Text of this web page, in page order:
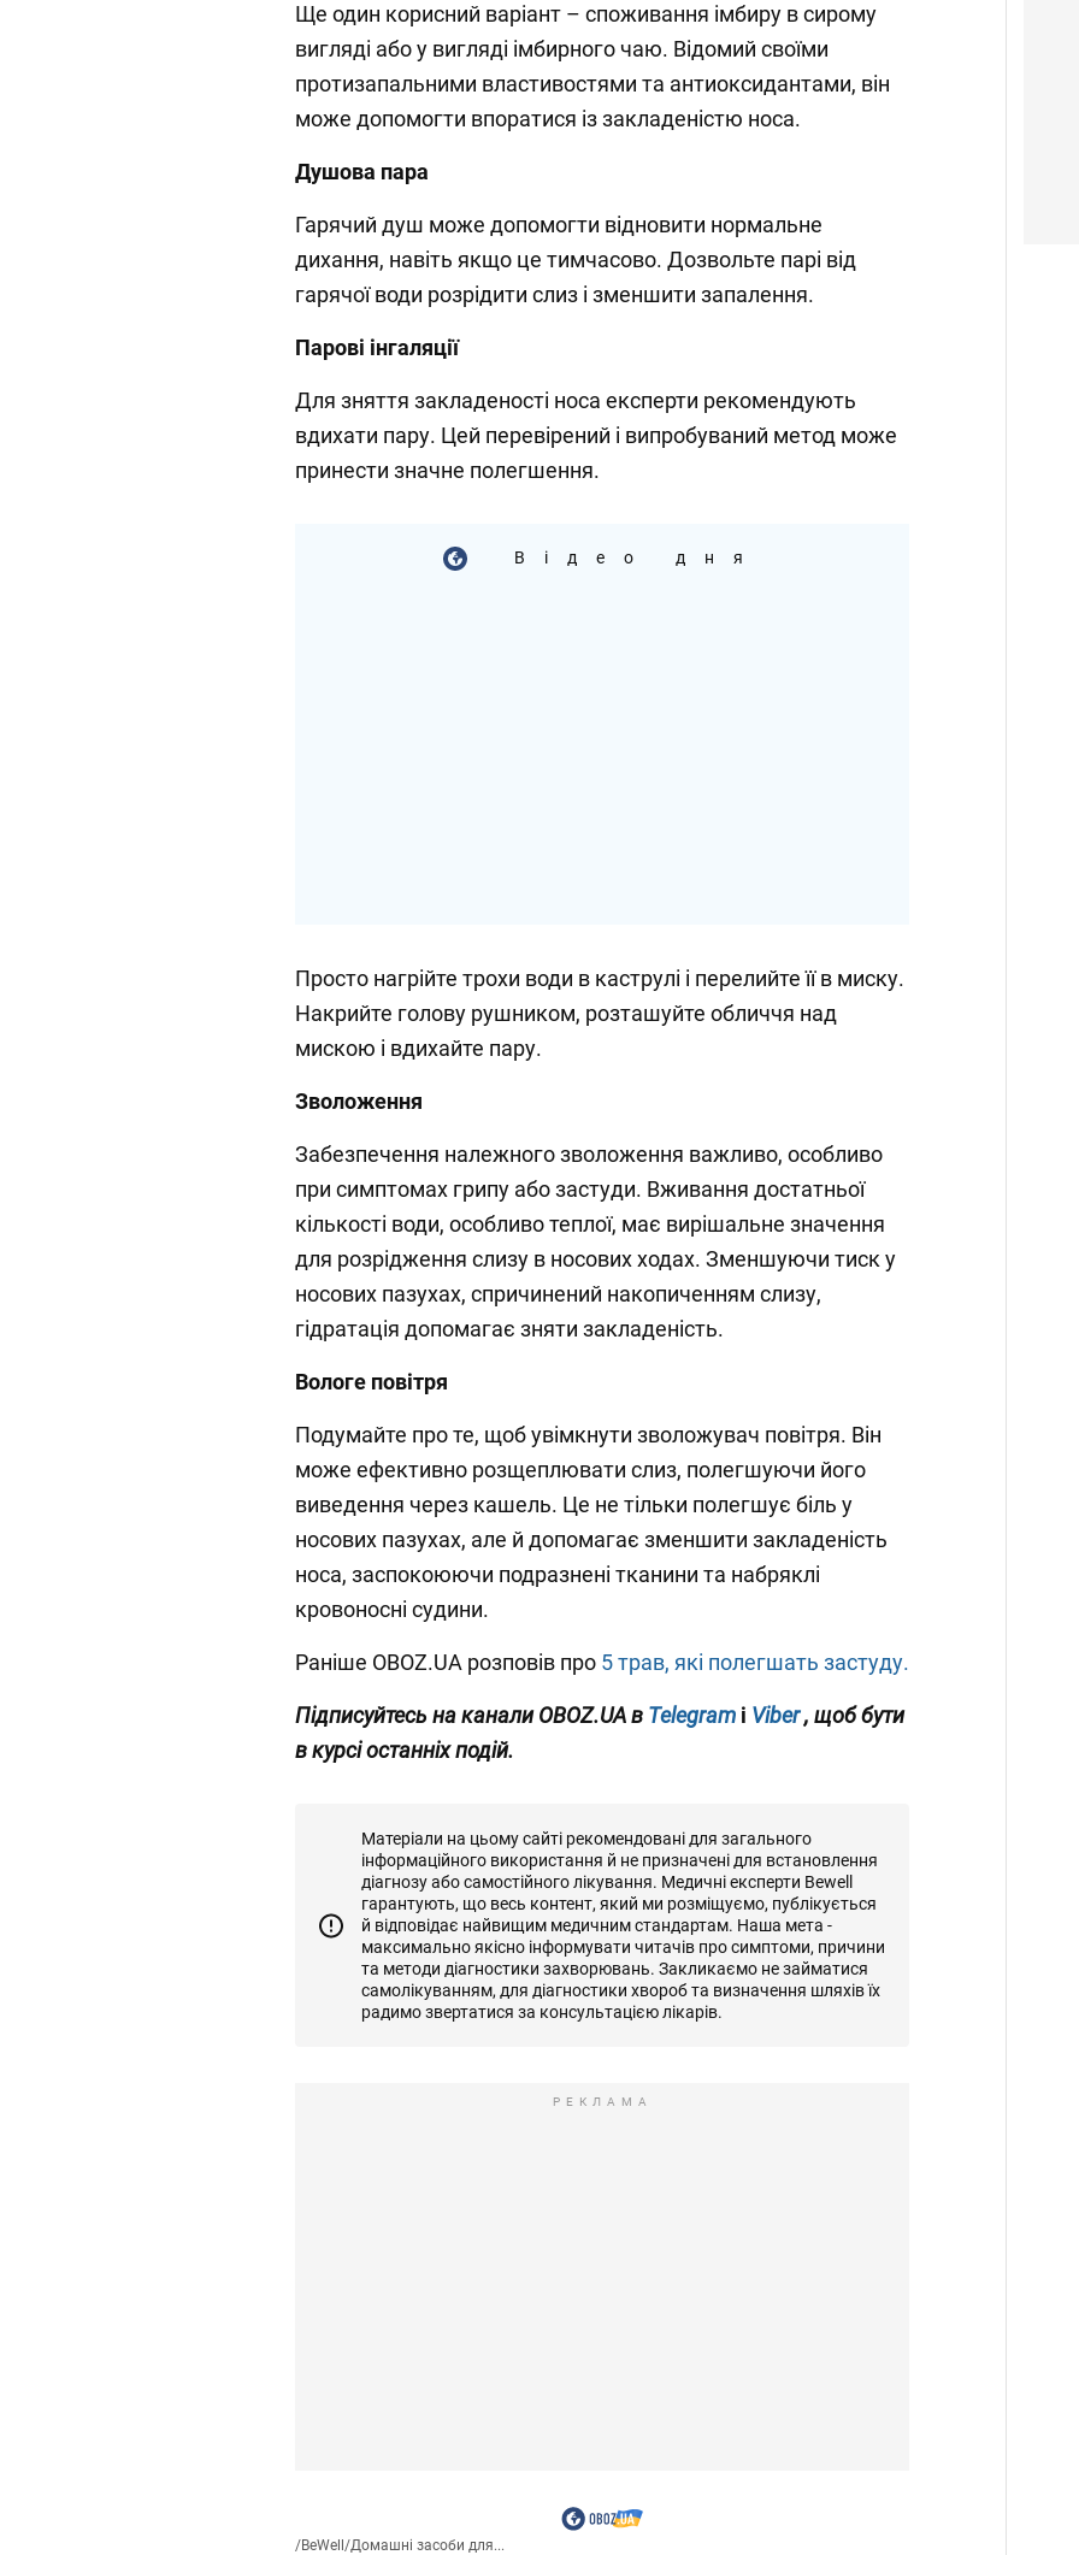
Ще один корисний варіант – споживання імбиру в сирому
вигляді або у вигляді імбирного чаю. Відомий своїми
протизапальними властивостями та антиоксидантами, він
може допомогти впоратися із закладеністю носа.
Душова пара
Гарячий душ може допомогти відновити нормальне
дихання, навіть якщо це тимчасово. Дозвольте парі від
гарячої води розрідити слиз і зменшити запалення.
Парові інгаляції
Для зняття закладеності носа експерти рекомендують
вдихати пару. Цей перевірений і випробуваний метод може
принести значне полегшення.
Відео дня
Просто нагрійте трохи води в каструлі і перелийте її в миску.
Накрийте голову рушником, розташуйте обличчя над
мискою і вдихайте пару.
Зволоження
Забезпечення належного зволоження важливо, особливо
при симптомах грипу або застуди. Вживання достатньої
кількості води, особливо теплої, має вирішальне значення
для розрідження слизу в носових ходах. Зменшуючи тиск у
носових пазухах, спричинений накопиченням слизу,
гідратація допомагає зняти закладеність.
Вологе повітря
Подумайте про те, щоб увімкнути зволожувач повітря. Він
може ефективно розщеплювати слиз, полегшуючи його
виведення через кашель. Це не тільки полегшує біль у
носових пазухах, але й допомагає зменшити закладеність
носа, заспокоюючи подразнені тканини та набряклі
кровоносні судини.
Раніше OBOZ.UA розповів про 5 трав, які полегшать застуду.
Підписуйтесь на канали OBOZ.UA в Telegram і Viber, щоб бути
в курсі останніх подій.
Матеріали на цьому сайті рекомендовані для загального
інформаційного використання й не призначені для встановлення
діагнозу або самостійного лікування. Медичні експерти Bewell
гарантують, що весь контент, який ми розміщуємо, публікується
й відповідає найвищим медичним стандартам. Наша мета -
максимально якісно інформувати читачів про симптоми, причини
та методи діагностики захворювань. Закликаємо не займатися
самолікуванням, для діагностики хвороб та визначення шляхів їх
радимо звертатися за консультацією лікарів.
РЕКЛАМА
/BeWell /Домашні засоби для...